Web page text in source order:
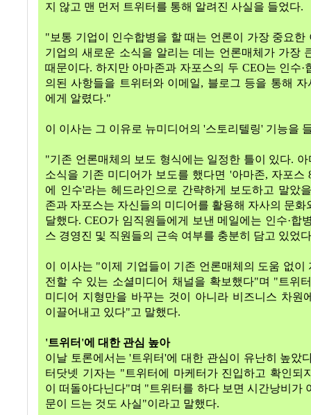
지 않고 맨 먼저 트위터를 통해 알려진 사실을 들었다.
"보통 기업이 인수합병을 할 때는 언론이 가장 중요한
기업의 새로운 소식을 알리는 데는 언론매체가 가장
때문이다. 하지만 아마존과 자포스의 두 CEO는 인수·
의된 사항들을 트위터와 이메일, 블로그 등을 통해
에게 알렸다."
이 이사는 그 이유로 뉴미디어의 '스토리텔링' 기능을
"기존 언론매체의 보도 형식에는 일정한 틀이 있다. 아
소식을 기존 미디어가 보도를 했다면 '아마존, 자포스
에 인수'라는 헤드라인으로 간략하게 보도하고 말았
존과 자포스는 자신들의 미디어를 활용해 자사의 문화
달했다. CEO가 임직원들에게 보낸 메일에는 인수·합
스 경영진 및 직원들의 근속 여부를 충분히 담고 있었다
이 이사는 "이제 기업들이 기존 언론매체의 도움 없이
전할 수 있는 소셜미디어 채널을 확보했다"며 "트위
미디어 지형만을 바꾸는 것이 아니라 비즈니스 차원
이끌어내고 있다"고 말했다.
'트위터 '에 대한 관심 높아
이날 토론에서는 '트위터'에 대한 관심이 유난히 높았
터닷넷 기자는 "트위터에 마케터가 진입하고 확인되
이 떠돌아다닌다"며 "트위터를 하다 보면 시간낭비가
문이 드는 것도 사실"이라고 말했다.